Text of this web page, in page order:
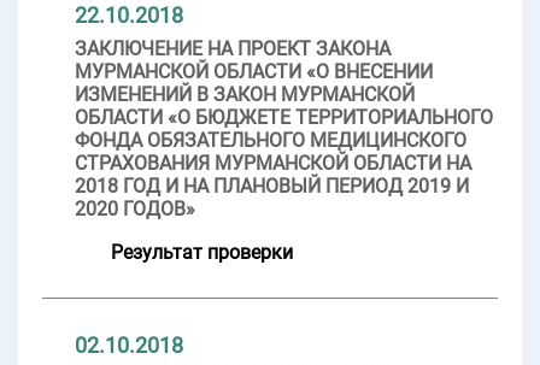
22.10.2018
ЗАКЛЮЧЕНИЕ НА ПРОЕКТ ЗАКОНА
МУРМАНСКОЙ ОБЛАСТИ «О ВНЕСЕНИИ
ИЗМЕНЕНИЙ В ЗАКОН МУРМАНСКОЙ
ОБЛАСТИ «О БЮДЖЕТЕ ТЕРРИТОРИАЛЬНОГО
ФОНДА ОБЯЗАТЕЛЬНОГО МЕДИЦИНСКОГО
СТРАХОВАНИЯ МУРМАНСКОЙ ОБЛАСТИ НА
2018 ГОД И НА ПЛАНОВЫЙ ПЕРИОД 2019 И
2020 ГОДОВ»
Результат проверки
02.10.2018